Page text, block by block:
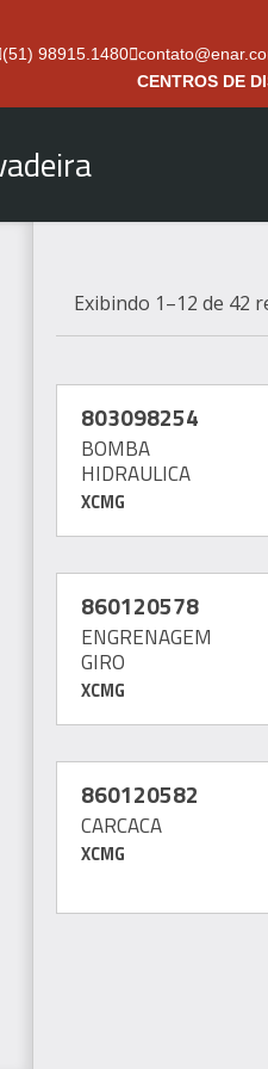
(51) 98915.1480
CENTROS DE
Exibindo 1–12 de 42
803098254
BOMBA
HIDRAULICA
XCMG
860120578
ENGRENAGEM
GIRO
XCMG
860120582
CARCACA
XCMG